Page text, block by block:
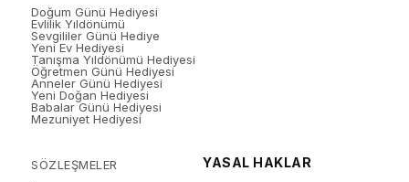
Doğum Günü Hediyesi
Evlilik Yıldönümü
Sevgililer Günü Hediye
Yeni Ev Hediyesi
Tanışma Yıldönümü Hediyesi
Öğretmen Günü Hediyesi
Anneler Günü Hediyesi
Yeni Doğan Hediyesi
Babalar Günü Hediyesi
Mezuniyet Hediyesi
SÖZLEŞMELER
YASAL HAKLAR